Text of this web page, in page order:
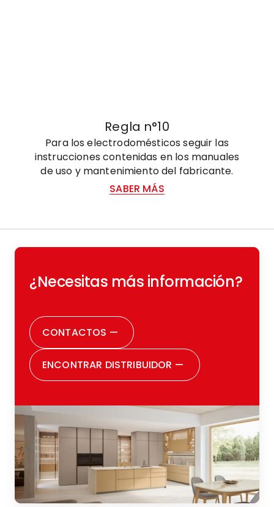
Regla n°10
Para los electrodomésticos seguir las
instrucciones contenidas en los manuales
de uso y mantenimiento del fabricante.
SABER MÁS
¿Necesitas más información?
CONTACTOS —
ENCONTRAR DISTRIBUIDOR —